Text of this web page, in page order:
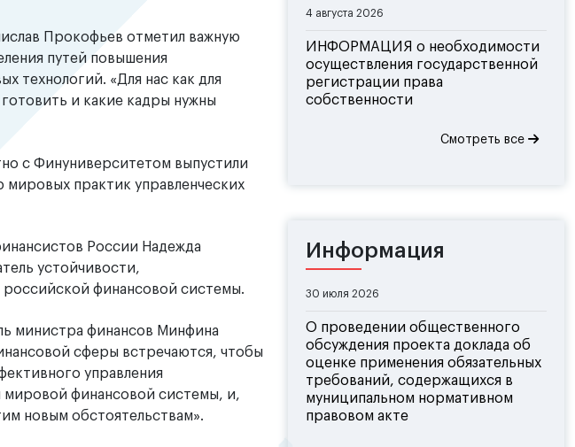
Прокофьев отметил важную
путей повышения
технологий. «Для нас как для
и какие кадры нужны
с Финуниверситетом выпустили
практик управленческих
России Надежда
устойчивости,
финансовой системы.
министра финансов Минфина
сферы встречаются, чтобы
управления
мировой финансовой системы, и,
новым обстоятельствам».
4 августа 2026
ИНФОРМАЦИЯ о необходимости
осуществления государственной
регистрации права
собственности
Смотреть все
Информация
30 июля 2026
О проведении общественного
обсуждения проекта доклада об
оценке применения обязательных
требований, содержащихся в
муниципальном нормативном
правовом акте